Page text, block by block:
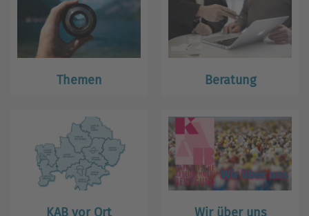
Themen Beratung
KAB vor Ort Wir über uns